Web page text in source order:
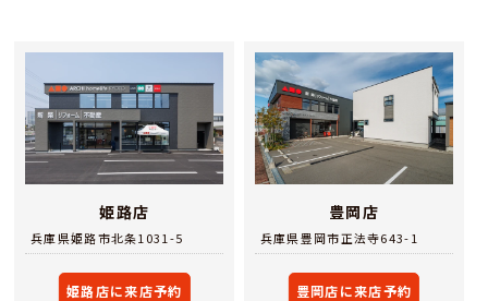
姫路店
姫路店に来店予約
兵庫県姫路市北条1031-5
豊岡店
豊岡店に来店予約
兵庫県豊岡市正法寺643-1